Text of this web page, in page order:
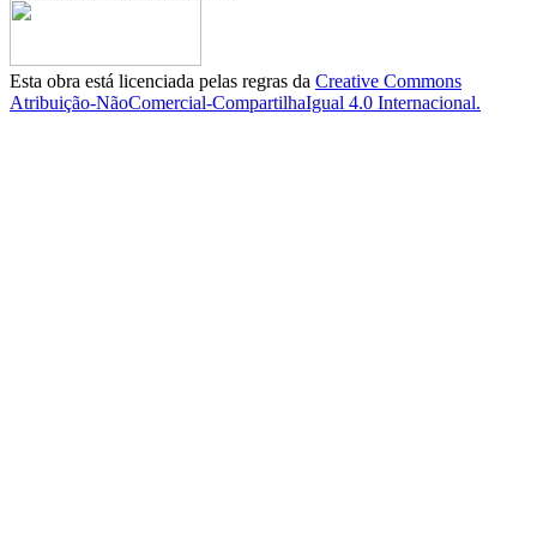
Esta obra está licenciada pelas regras da Creative Commons
Atribuição-NãoComercial-CompartilhaIgual 4.0 Internacional.